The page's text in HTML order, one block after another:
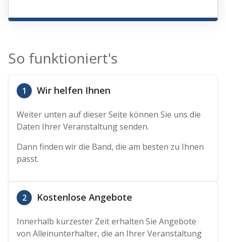
So funktioniert's
1 Wir helfen Ihnen
Weiter unten auf dieser Seite können Sie uns die
Daten Ihrer Veranstaltung senden.
Dann finden wir die Band, die am besten zu Ihnen
passt.
2 Kostenlose Angebote
Innerhalb kürzester Zeit erhalten Sie Angebote
von Alleinunterhalter, die an Ihrer Veranstaltung